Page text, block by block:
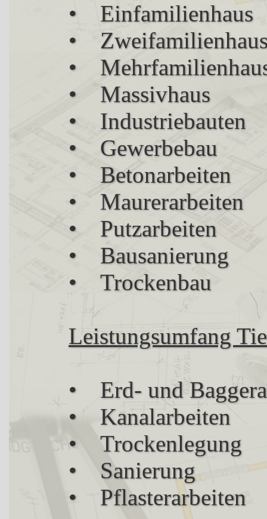
• Einfamilienhaus
•
•
• Massivhaus
• Industriebauten
• Gewerbebau
• Betonarbeiten
• Maurerarbeiten
• Putzarbeiten
• Bausanierung
• Trockenbau
Leistungsumfang
• Erd- und
• Kanalarbeiten
• Trockenlegung
• Sanierung
• Pflasterarbeiten